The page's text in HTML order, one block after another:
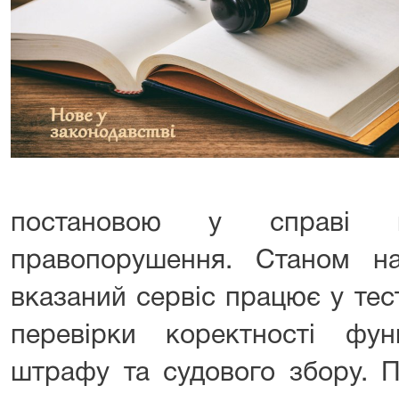
постановою у справі
правопорушення. Станом
вказаний сервіс працює у
перевірки коректності
штрафу та судового збору.